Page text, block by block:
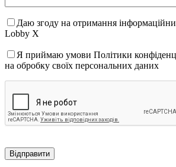
Даю згоду на отримання
Lobby X
Я приймаю умови Політики
на обробку своїх персональних даних